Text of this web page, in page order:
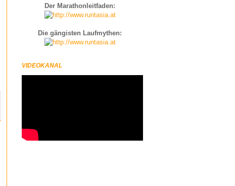
Der Marathonleitfaden:
Die gängisten Laufmythen:
VIDEOKANAL